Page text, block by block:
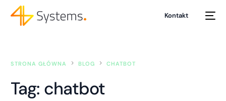
Kontakt
STRONA GŁÓWNA BLOG CHATBOT
Tag: chatbot